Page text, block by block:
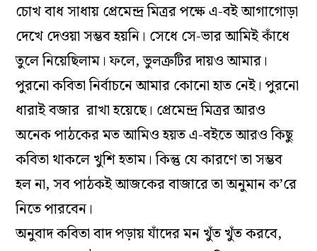
চোখ বাধ সাধায় প্রেমেন্দ্র মিত্রর পক্ষে এ-বই আগাগোড়া
দেখে দেওয়া সম্ভব হয়নি। সেধে সে-ভার আমিই কাঁধে
তুলে নিয়েছিলাম। ফলে, ভুলত্রুটির দায়ও আমার।
পুরনো কবিতা নির্বাচনে আমার কোনো হাত নেই। পুরনো
ধারাই বজার রাখা হয়েছে। প্রেমেন্দ্র মিত্রর আরও
অনেক পাঠকের মত আমিও হয়ত এ-বইতে আরও কিছু
কবিতা থাকলে খুশি হতাম। কিন্তু যে কারণে তা সম্ভব
হল না, সব পাঠকই আজকের বাজারে তা অনুমান ক’রে
নিতে পারবেন।
অনুবাদ কবিতা বাদ পড়ায় যাঁদের মন খুঁত খুঁত করবে,